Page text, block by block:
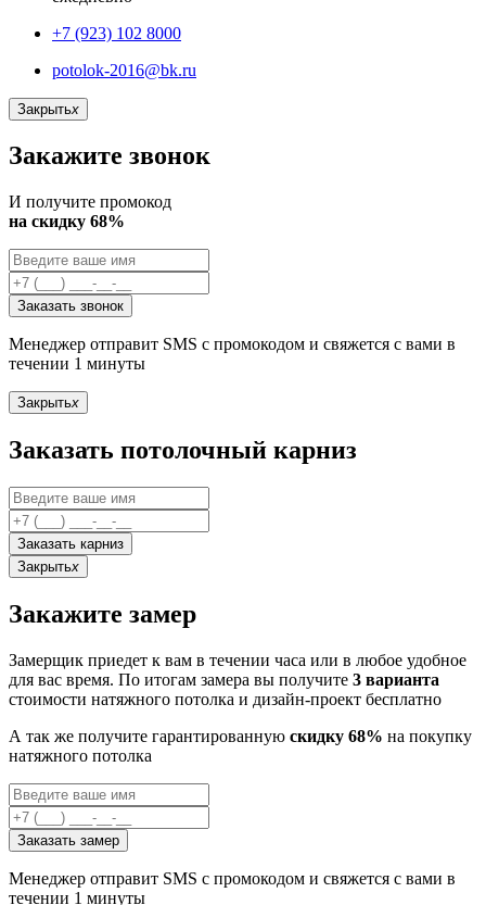
+7 (923) 102 8000
potolok-2016@bk.ru
Закрытьx
Закажите звонок
И получите промокод
на скидку 68%
Заказать звонок
Менеджер отправит SMS с промокодом и свяжется с вами в
течении 1 минуты
Закрытьx
Заказать потолочный карниз
Заказать карниз
Закрытьx
Закажите замер
Замерщик приедет к вам в течении часа или в любое удобное
для вас время. По итогам замера вы получите 3 варианта
стоимости натяжного потолка и дизайн-проект бесплатно
А так же получите гарантированную скидку 68% на покупку
натяжного потолка
Заказать замер
Менеджер отправит SMS с промокодом и свяжется с вами в
течении 1 минуты